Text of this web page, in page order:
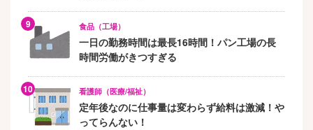
食品（工場）
一日の勤務時間は最長16時間！パン工場の長
時間労働がきつすぎる
看護師（医療/福祉）
定年後なのに仕事量は変わらず給料は激減！や
ってらんない！